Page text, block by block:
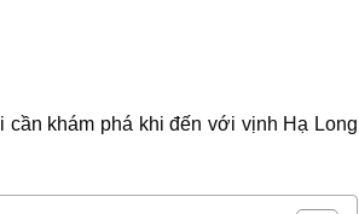
khám phá khi đến với vịnh Hạ Long